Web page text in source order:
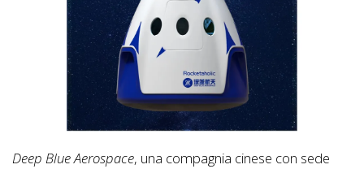
Deep Blue Aerospace, una compagnia cinese con sede